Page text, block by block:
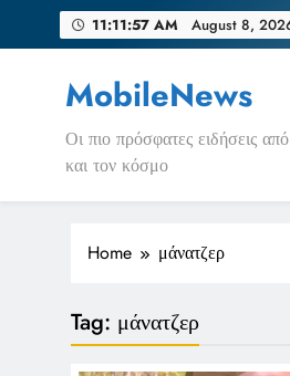
11:11:57 AM August 8,
MobileNews
Οι πιο πρόσφατες ειδήσεις
και τον κόσμο
Home μάνατζερ
Tag: μάνατζερ